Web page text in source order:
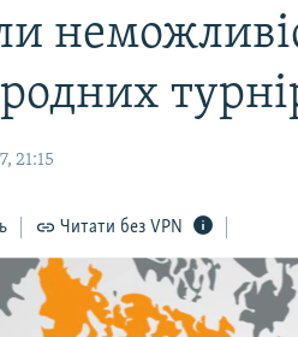
21:15
Читати без VPN